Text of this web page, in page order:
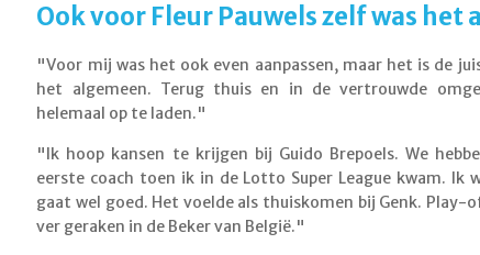
Ook voor Fleur Pauwels zelf was het
"Voor mij was het ook even aanpassen, maar het is de
het algemeen. Terug thuis en in de vertrouwde
helemaal op te laden."
"Ik hoop kansen te krijgen bij Guido Brepoels. We
eerste coach toen ik in de Lotto Super League kwam. Ik
gaat wel goed. Het voelde als thuiskomen bij Genk. Play-
ver geraken in de Beker van België."